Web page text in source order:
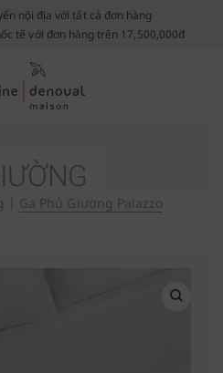
Ga Phủ Giường Palazzo
nội địa với tất cả đơn hàng
tế với đơn hàng trên 17,500,000đ